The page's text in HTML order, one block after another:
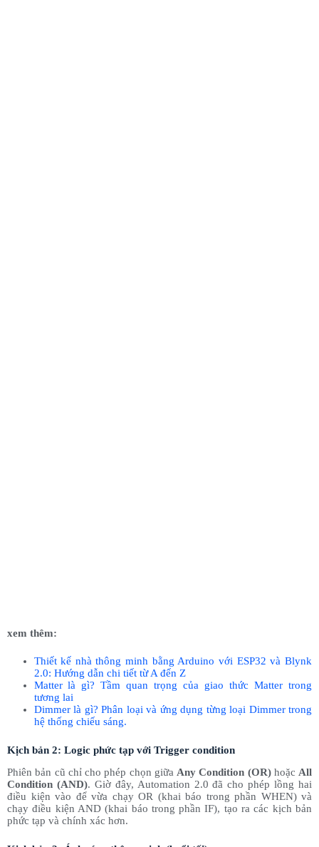
xem thêm:
Thiết kế nhà thông minh bằng Arduino với ESP32 và Blynk
2.0: Hướng dẫn chi tiết từ A đến Z
Matter là gì? Tầm quan trọng của giao thức Matter trong
tương lai
Dimmer là gì? Phân loại và ứng dụng từng loại Dimmer trong
hệ thống chiếu sáng.
Kịch bản 2: Logic phức tạp với Trigger condition
Phiên bản cũ chỉ cho phép chọn giữa Any Condition (OR)hoặc All
Condition (AND). Giờ đây, Automation 2.0 đã cho phép lồng hai
điều kiện vào để vừa chạy OR (khai báo trong phần WHEN) và
chạy điều kiện AND (khai báo trong phần IF), tạo ra các kịch bản
phức tạp và chính xác hơn.